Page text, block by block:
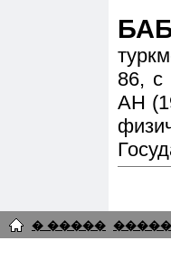
86, с
АН
� �����